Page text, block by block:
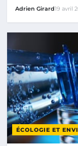
Adrien Girard19 avril
ÉCOLOGIE ET